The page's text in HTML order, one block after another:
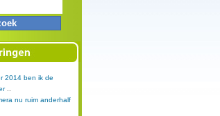
2014 ben ik de
nu ruim anderhalf